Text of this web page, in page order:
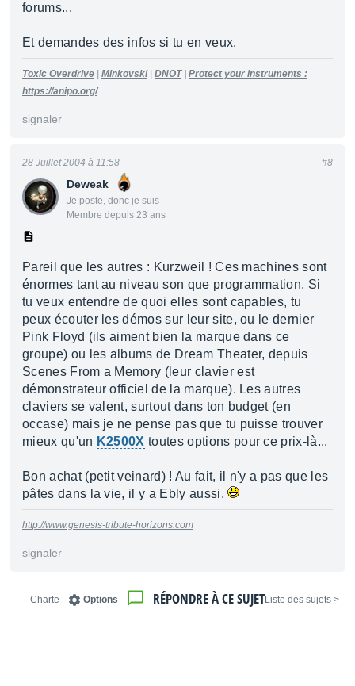
forums...
Et demandes des infos si tu en veux.
Toxic Overdrive Minkovski| DNOT| Protect your instruments :
https://anipo.org/
signaler
Deweak
Je poste, donc je suis
Membre depuis 23 ans
28 Juillet 2004 à 11:58 #8
Pareil que les autres : Kurzweil ! Ces machines sont
énormes tant au niveau son que programmation. Si
tu veux entendre de quoi elles sont capables, tu
peux écouter les démos sur leur site, ou le dernier
Pink Floyd (ils aiment bien la marque dans ce
groupe) ou les albums de Dream Theater, depuis
Scenes From a Memory (leur clavier est
démonstrateur officiel de la marque). Les autres
claviers se valent, surtout dans ton budget (en
occase) mais je ne pense pas que tu puisse trouver
mieux qu'un K2500X toutes options pour ce prix-là...
Bon achat (petit veinard) ! Au fait, il n'y a pas que les
pâtes dans la vie, il y a Ebly aussi.
http://www.genesis-tribute-horizons.com
signaler
< Liste des sujets
RÉPONDRE À CE SUJET
Options
Charte